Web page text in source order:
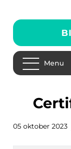
Menu
05 oktober 2023